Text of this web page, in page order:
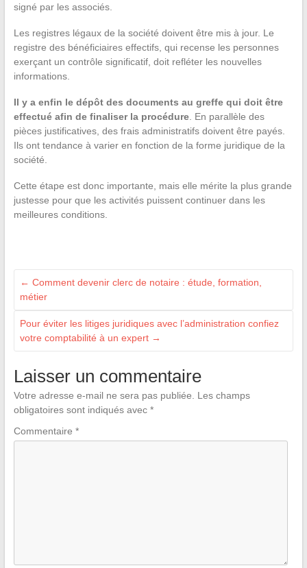
signé par les associés.
Les registres légaux de la société doivent être mis à jour. Le
registre des bénéficiaires effectifs, qui recense les personnes
exerçant un contrôle significatif, doit refléter les nouvelles
informations.
Il y a enfin le dépôt des documents au greffe qui doit être
effectué afin de finaliser la procédure. En parallèle des
pièces justificatives, des frais administratifs doivent être payés.
Ils ont tendance à varier en fonction de la forme juridique de la
société.
Cette étape est donc importante, mais elle mérite la plus grande
justesse pour que les activités puissent continuer dans les
meilleures conditions.
← Comment devenir clerc de notaire : étude, formation,
métier
Pour éviter les litiges juridiques avec l’administration confiez
votre comptabilité à un expert →
Laisser un commentaire
Votre adresse e-mail ne sera pas publiée.
Les champs
obligatoires sont indiqués avec *
Commentaire *